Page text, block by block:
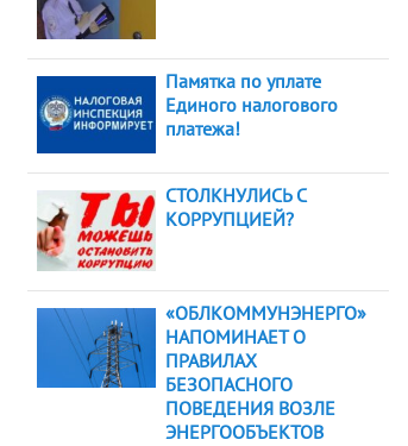
Памятка по уплате
Единого налогового
платежа!
СТОЛКНУЛИСЬ С
КОРРУПЦИЕЙ?
«ОБЛКОММУНЭНЕРГО»
НАПОМИНАЕТ О
ПРАВИЛАХ
БЕЗОПАСНОГО
ПОВЕДЕНИЯ ВОЗЛЕ
ЭНЕРГООБЪЕКТОВ